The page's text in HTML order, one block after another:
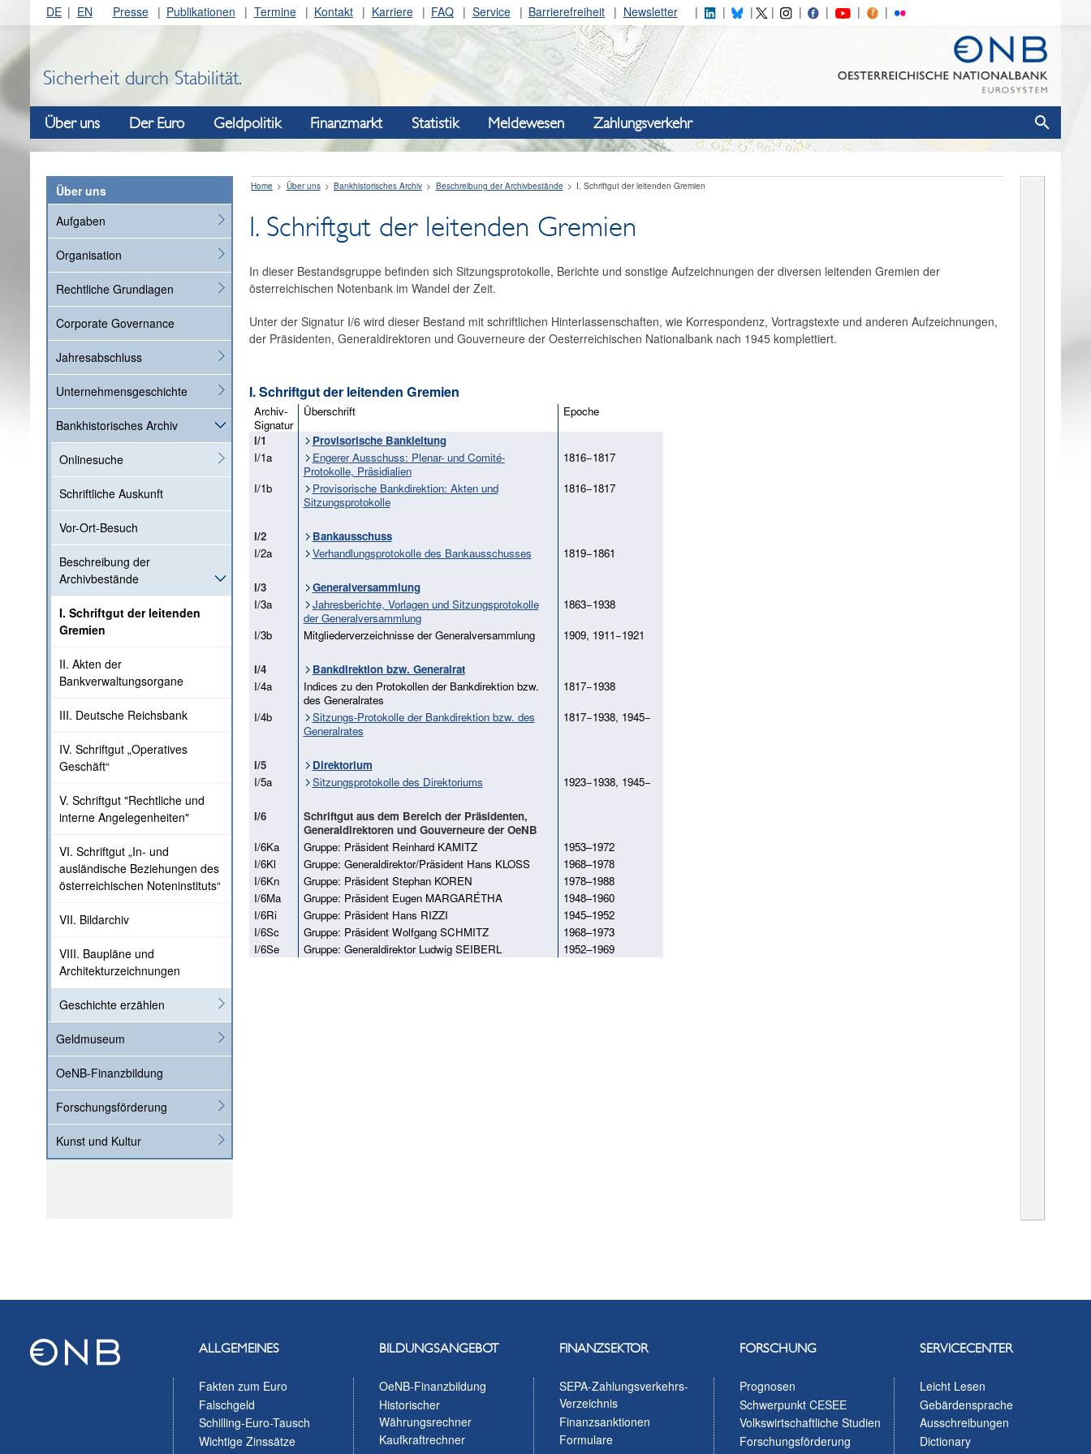
DE EN Presse Publikationen Termine Kontakt Karriere FAQ Service Barrierefreiheit Newsletter
Sicherheit durch Stabilität.
Über uns Der Euro Geldpolitik Finanzmarkt Statistik Meldewesen Zahlungsverkehr
Über uns
Aufgaben
Organisation
Rechtliche Grundlagen
Corporate Governance
Jahresabschluss
Unternehmensgeschichte
Bankhistorisches Archiv
Onlinesuche
Schriftliche Auskunft
Vor-Ort-Besuch
Beschreibung der
Archivbestände
I. Schriftgut der leitenden
Gremien
II. Akten der
Bankverwaltungsorgane
III. Deutsche Reichsbank
IV. Schriftgut „Operatives
Geschäft“
V. Schriftgut "Rechtliche und
interne Angelegenheiten"
VI. Schriftgut „In- und
ausländische Beziehungen des
österreichischen Noteninstituts“
VII. Bildarchiv
VIII. Baupläne und
Architekturzeichnungen
Geschichte erzählen
Geldmuseum
OeNB-Finanzbildung
Forschungsförderung
Kunst und Kultur
Home Über uns Bankhistorisches Archiv Beschreibung der Archivbestände I. Schriftgut der leitenden Gremien
I. Schriftgut der leitenden Gremien
In dieser Bestandsgruppe befinden sich Sitzungsprotokolle, Berichte und sonstige Aufzeichnungen der diversen leitenden Gremien der
österreichischen Notenbank im Wandel der Zeit.
Unter der Signatur I/6 wird dieser Bestand mit schriftlichen Hinterlassenschaften, wie Korrespondenz, Vortragstexte und anderen Aufzeichnungen,
der Präsidenten, Generaldirektoren und Gouverneure der Oesterreichischen Nationalbank nach 1945 komplettiert.
I. Schriftgut der leitenden Gremien
Archiv-
Signatur
Überschrift
Epoche
I/1
Provisorische Bankleitung
I/1a
Engerer Ausschuss: Plenar- und Comité-
Protokolle, Präsidialien
1816−1817
I/1b
Provisorische Bankdirektion: Akten und
Sitzungsprotokolle
1816−1817
I/2
Bankausschuss
I/2a
Verhandlungsprotokolle des Bankausschusses 1819−1861
I/3
Generalversammlung
I/3a
Jahresberichte, Vorlagen und Sitzungsprotokolle
der Generalversammlung
1863−1938
I/3b
Mitgliederverzeichnisse der Generalversammlung 1909, 1911−1921
I/4
Bankdirektion bzw. Generalrat
I/4a
Indices zu den Protokollen der Bankdirektion bzw.
des Generalrates
1817−1938
I/4b
Sitzungs-Protokolle der Bankdirektion bzw. des
Generalrates
1817−1938, 1945−
I/5
Direktorium
I/5a
Sitzungsprotokolle des Direktoriums 1923−1938, 1945−
I/6
Schriftgut aus dem Bereich der Präsidenten,
Generaldirektoren und Gouverneure der OeNB
I/6Ka
Gruppe: Präsident Reinhard KAMITZ
1953–1972
I/6Kl
Gruppe: Generaldirektor/Präsident Hans KLOSS
1968–1978
I/6Kn
Gruppe: Präsident Stephan KOREN
1978–1988
I/6Ma
Gruppe: Präsident Eugen MARGARÉTHA
1948–1960
I/6Ri
Gruppe: Präsident Hans RIZZI
1945–1952
I/6Sc
Gruppe: Präsident Wolfgang SCHMITZ
1968–1973
I/6Se
Gruppe: Generaldirektor Ludwig SEIBERL 1952–1969
ALLGEMEINES
Fakten zum Euro
Falschgeld
Schilling-Euro-Tausch
Wichtige Zinssätze
BILDUNGSANGEBOT
OeNB-Finanzbildung
Historischer
Währungsrechner
Kaufkraftrechner
FINANZSEKTOR
SEPA-Zahlungsverkehrs-
Verzeichnis
Finanzsanktionen
Formulare
FORSCHUNG
Prognosen
Schwerpunkt CESEE
Volkswirtschaftliche Studien
Forschungsförderung
SERVICECENTER
Leicht Lesen
Gebärdensprache
Ausschreibungen
Dictionary